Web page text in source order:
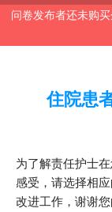
问卷发布者还未购
住院患
为了解责任护士
感受，请选择相
改进工作，谢谢